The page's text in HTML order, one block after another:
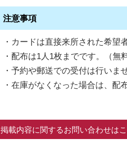
注意事項
・カードは直接来所された希望
・配布は1人1枚までです。（無料
・予約や郵送での受付は行いませ
・在庫がなくなった場合は、配
掲載内容に関するお問い合わせは